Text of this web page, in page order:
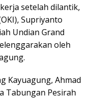
setelah dilantik,
Supriyanto
Undian Grand
oleh
Kayuagung, Ahmad
Tabungan Pesirah